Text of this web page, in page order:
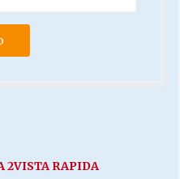
2VISTA RAPIDA